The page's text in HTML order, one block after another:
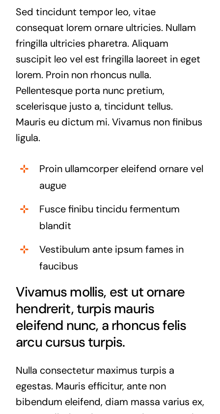
Sed tincidunt tempor leo, vitae
consequat lorem ornare ultricies. Nullam
fringilla ultricies pharetra. Aliquam
suscipit leo vel est fringilla laoreet in eget
lorem. Proin non rhoncus nulla.
Pellentesque porta nunc pretium,
scelerisque justo a, tincidunt tellus.
Mauris eu dictum mi. Vivamus non finibus
ligula.
Proin ullamcorper eleifend ornare vel
augue
Fusce finibu tincidu fermentum
blandit
Vestibulum ante ipsum fames in
faucibus
Vivamus mollis, est ut ornare
hendrerit, turpis mauris
eleifend nunc, a rhoncus felis
arcu cursus turpis.
Nulla consectetur maximus turpis a
egestas. Mauris efficitur, ante non
bibendum eleifend, diam massa varius ex,